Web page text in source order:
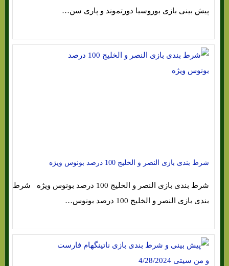
پیش بینی بازی بوروسیا دورتموند و پاری سن…
شرط بندی بازی النصر و الخلیج 100 درصد بونوس ویژه
شرط بندی بازی النصر و الخلیج 100 درصد بونوس ویژه شرط
بندی بازی النصر و الخلیج 100 درصد بونوس…